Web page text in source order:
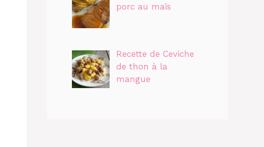
porc au maïs
Recette de Ceviche
de thon à la
mangue